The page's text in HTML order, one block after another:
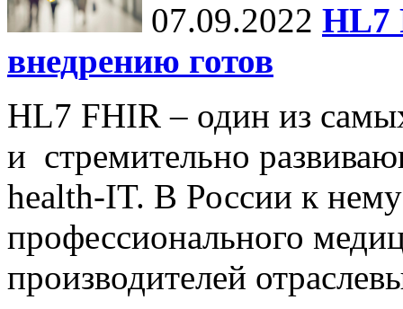
07.09.2022 HL7
внедрению готов
HL7 FHIR – один из
и стремительно
health-IT. В России к
профессионального
производителей